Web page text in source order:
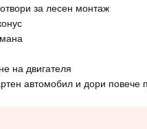
за лесен монтаж
на двигателя
автомобил и дори повече